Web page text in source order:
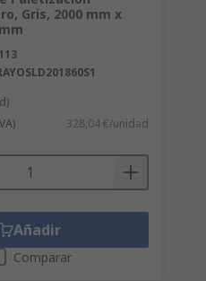
Gris, 2000 mm x
328,04 €/unidad
Añadir
Comparar